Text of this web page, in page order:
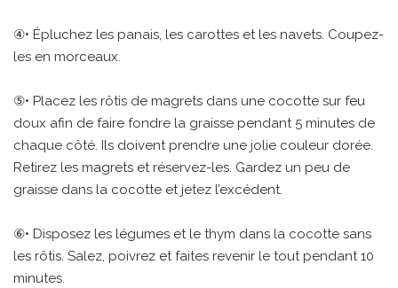
④• Épluchez les panais, les carottes et les navets. Coupez-
les en morceaux.
⑤• Placez les rôtis de magrets dans une cocotte sur feu
doux afin de faire fondre la graisse pendant 5 minutes de
chaque côté. Ils doivent prendre une jolie couleur dorée.
Retirez les magrets et réservez-les. Gardez un peu de
graisse dans la cocotte et jetez l’excédent.
⑥• Disposez les légumes et le thym dans la cocotte sans
les rôtis. Salez, poivrez et faites revenir le tout pendant 10
minutes.